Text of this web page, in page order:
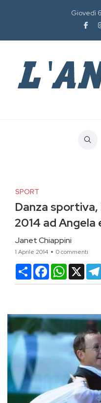
Giovedì
SPORT
Danza
2014 ad Angela
Janet Chiappini
1 Aprile 2014 0 commenti
CondividiFacebookX